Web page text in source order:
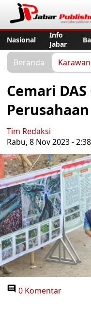
Nasional
Info
Jabar
Beranda
Cemari
Tim Redaksi
Rabu, 8 Nov 2023 -
0 Komentar